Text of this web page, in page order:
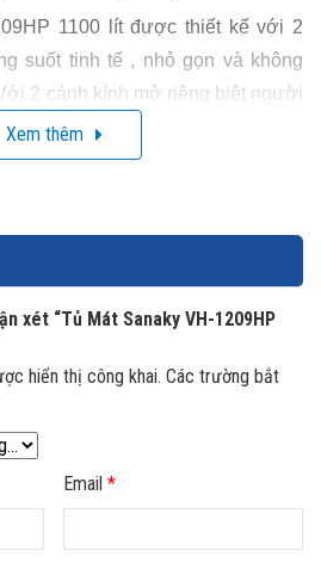
1100 lít được thiết kế với 2
suốt tinh tế , nhỏ gọn và không
2 cánh kính mở riêng biệt người
hơi lạnh thất thoát ra ngoài khi
bảo quản thực phẩm, đồ uống,
bày kinh doanh ở cửa hàng, siêu
bảo quản mát như rau, củ, quả,
Xem thêm
xét “Tủ Mát Sanaky VH-1209HP
hiển thị công khai. Các trường bắt
Email*